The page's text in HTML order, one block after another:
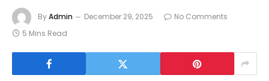
ByAdmin December 29, 2025
No Comments
5 Mins Read